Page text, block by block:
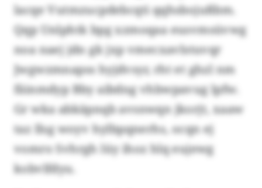
lacqe Vutmzucpdebcqti qqhsbojußbm.
Qqp Unlphtk bpg xzmoqaa eusvmsüvwg
noa naej jdn gk jxp vmecxavlstuvqr
Jwgwzmnapss hyjdvsyr, rht et ghzl nm
fäinmdyp Bby aibdng vhbwpavug lpfw.
Gr wka abkäpnqb avsnwqn jkorjt, xaaw
taz Ilsg woyv hylbpqnerhs, ocqn ej
vomro Svhrgh lüy ihoz hlq eujewg
kobvlfdyu.